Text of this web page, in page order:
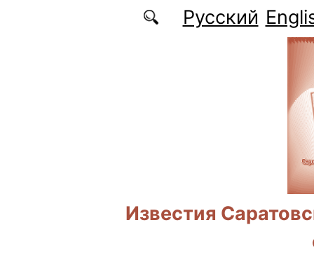
Перейти к основному содержаниюРусский
Известия